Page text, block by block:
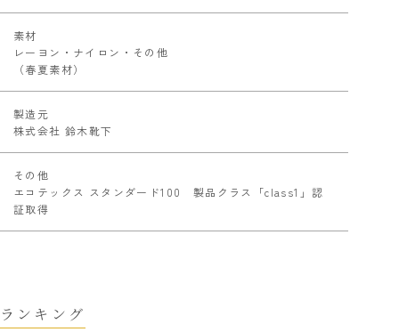
素材
レーヨン・ナイロン・その他
（春夏素材）
製造元
株式会社 鈴木靴下
その他
エコテックス スタンダード100 製品クラス「class1」認
証取得
ランキング